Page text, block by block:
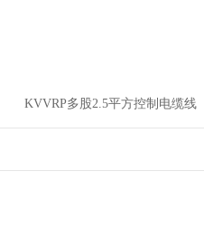
KVVRP多股2.5平方控制电缆线